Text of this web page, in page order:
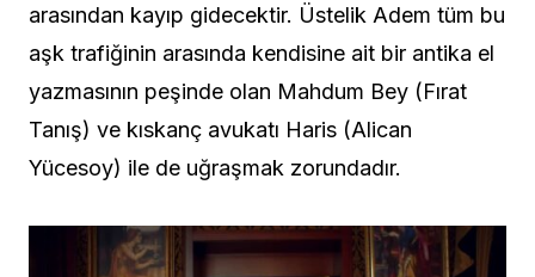
arasından kayıp gidecektir. Üstelik Adem tüm bu
aşk trafiğinin arasında kendisine ait bir antika el
yazmasının peşinde olan Mahdum Bey (Fırat
Tanış) ve kıskanç avukatı Haris (Alican
Yücesoy) ile de uğraşmak zorundadır.